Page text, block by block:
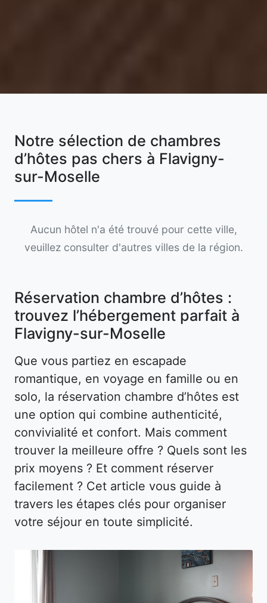
Notre sélection de chambres
d’hôtes pas chers à Flavigny-
sur-Moselle
Aucun hôtel n'a été trouvé pour cette ville,
veuillez consulter d'autres villes de la région.
Réservation chambre d’hôtes :
trouvez l’hébergement parfait à
Flavigny-sur-Moselle
Que vous partiez en escapade
romantique, en voyage en famille ou en
solo, la réservation chambre d’hôtes est
une option qui combine authenticité,
convivialité et confort. Mais comment
trouver la meilleure offre ? Quels sont les
prix moyens ? Et comment réserver
facilement ? Cet article vous guide à
travers les étapes clés pour organiser
votre séjour en toute simplicité.